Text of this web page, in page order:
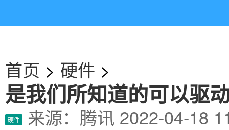
首页 > 硬件 >
是我们所知道的可以驱
硬件 来源：腾讯 2022-04-18